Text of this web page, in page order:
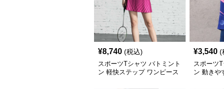
¥8,740 (税込)
スポーツTシャツ バトミント
ン 軽快ステップ ワンピース
¥3,540 (
スポーツ
ン 動きや